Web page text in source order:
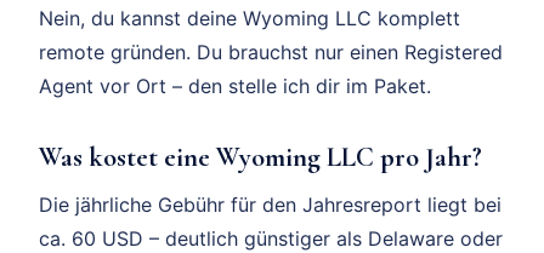
Nein, du kannst deine Wyoming LLC komplett
remote gründen. Du brauchst nur einen Registered
Agent vor Ort – den stelle ich dir im Paket.
Was kostet eine Wyoming LLC pro Jahr?
Die jährliche Gebühr für den Jahresreport liegt bei
ca. 60 USD – deutlich günstiger als Delaware oder